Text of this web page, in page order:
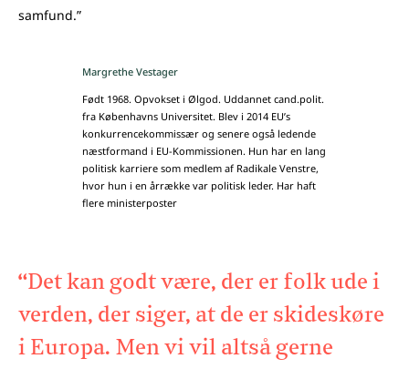
samfund.”
Margrethe Vestager
Født 1968. Opvokset i Ølgod. Uddannet cand.polit.
fra Københavns Universitet. Blev i 2014 EU’s
konkurrencekommissær og senere også ledende
næstformand i EU-Kommissionen. Hun har en lang
politisk karriere som medlem af Radikale Venstre,
hvor hun i en årrække var politisk leder. Har haft
flere ministerposter
“Det kan godt være, der er folk ude i
verden, der siger, at de er skideskøre
i Europa. Men vi vil altså gerne